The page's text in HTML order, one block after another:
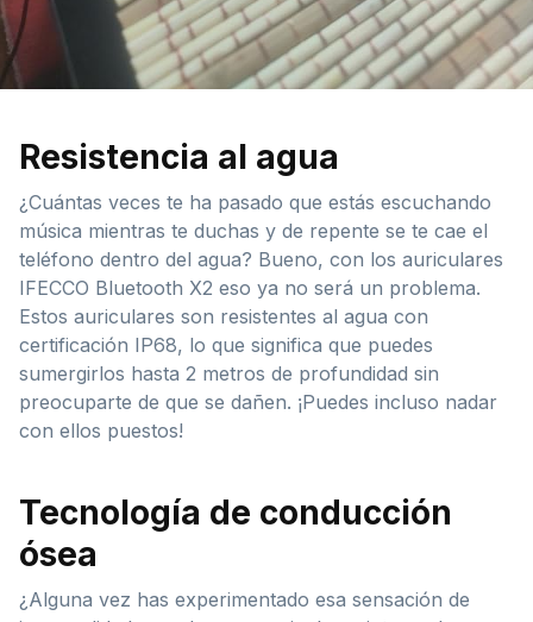
Resistencia al agua
¿Cuántas veces te ha pasado que estás escuchando
música mientras te duchas y de repente se te cae el
teléfono dentro del agua? Bueno, con los auriculares
IFECCO Bluetooth X2 eso ya no será un problema.
Estos auriculares son resistentes al agua con
certificación IP68, lo que significa que puedes
sumergirlos hasta 2 metros de profundidad sin
preocuparte de que se dañen. ¡Puedes incluso nadar
con ellos puestos!
Tecnología de conducción
ósea
¿Alguna vez has experimentado esa sensación de